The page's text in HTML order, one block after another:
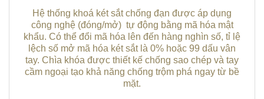
Hệ thống khoá két sắt chống đạn được áp dụng
công nghệ (đóng/mở) tự động bằng mã hóa mật
khẩu. Có thể đổi mã hóa lên đến hàng nghìn số, tỉ lệ
lệch số mở mã hóa két sắt là 0% hoặc 99 dấu vân
tay. Chìa khóa được thiết kế chống sao chép và tay
cầm ngoại tạo khả năng chống trộm phá ngay từ bề
mặt.